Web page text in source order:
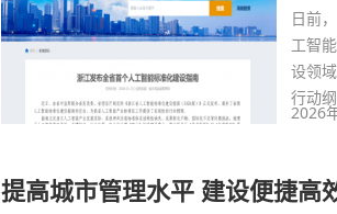
日前
工智
设领
行动
2026
提高城市管理水平 建设便捷高